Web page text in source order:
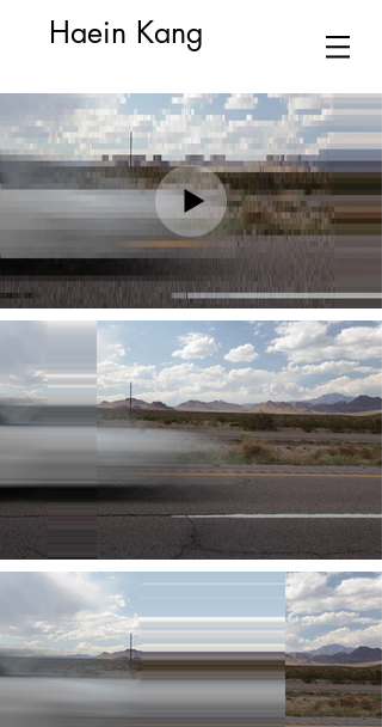
Haein Kang